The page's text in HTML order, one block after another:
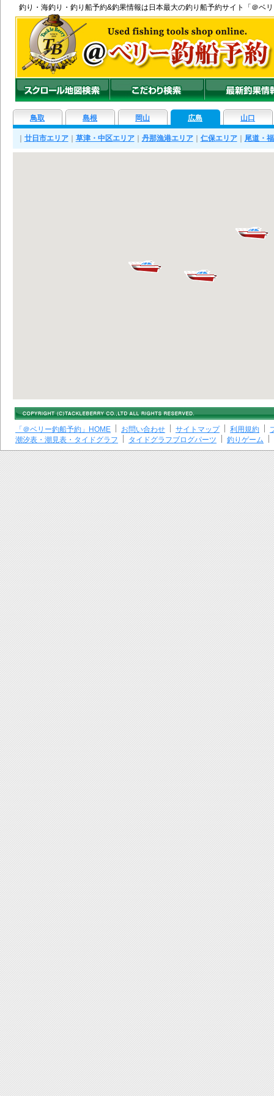
釣り ・ 海釣り ・ 釣り船予約&釣果情報は日本最大の釣り船予約サイト「＠ベ
鳥取 島根 岡山 広島 山口
廿日市エリア｜ 草津・中区エリア｜ 丹那漁港エリア｜ 仁保エリア｜ 尾道・
「＠ベリー釣船予約」HOME お問い合わせ サイトマップ 利用規約
潮汐表・潮見表・タイドグラフ
タイドグラフブログパーツ 釣りゲーム